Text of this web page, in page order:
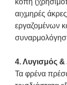
κοπή
αιχμηρές
εργαζομένων
4. Λυγισμός
Τα φρένα